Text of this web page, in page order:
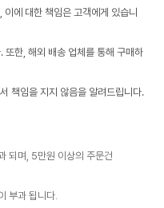
에 대한 책임은 고객에게 있습니
한, 해외 배송 업체를 통해 구매하
책임을 지지 않음을 알려드립니다.
되며, 5만원 이상의 주문건
부과 됩니다.